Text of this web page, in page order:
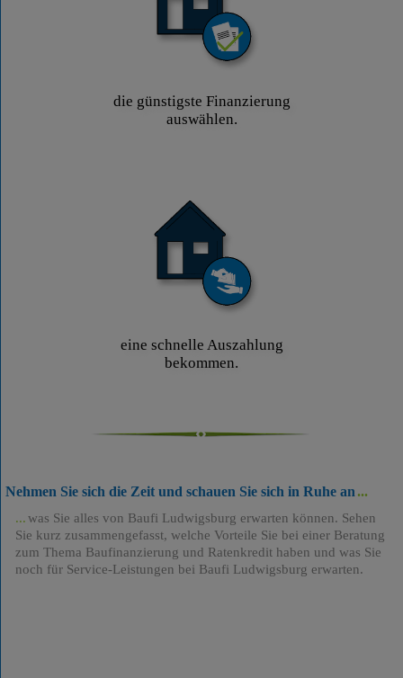
die günstigste Finanzierung
auswählen.
eine schnelle Auszahlung
bekommen.
Nehmen Sie sich die Zeit und schauen Sie sich in Ruhe an
was Sie alles von Baufi Ludwigsburg erwarten können. Sehen
Sie kurz zusammengefasst, welche Vorteile Sie bei einer Beratung
zum Thema Baufinanzierung und Ratenkredit haben und was Sie
noch für Service-Leistungen bei Baufi Ludwigsburg erwarten.